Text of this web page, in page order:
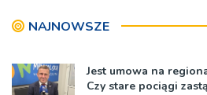
NAJNOWSZE
Jest umowa na
Czy stare pociągi